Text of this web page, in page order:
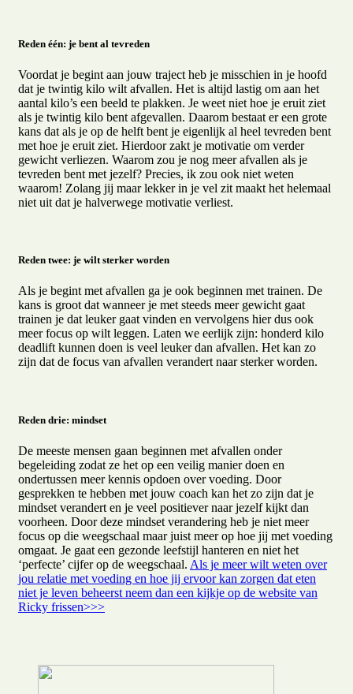
Reden één: je bent al tevreden
Voordat je begint aan jouw traject heb je misschien in je hoofd
dat je twintig kilo wilt afvallen. Het is altijd lastig om aan het
aantal kilo’s een beeld te plakken. Je weet niet hoe je eruit ziet
als je twintig kilo bent afgevallen. Daarom bestaat er een grote
kans dat als je op de helft bent je eigenlijk al heel tevreden bent
met hoe je eruit ziet. Hierdoor zakt je motivatie om verder
gewicht verliezen. Waarom zou je nog meer afvallen als je
tevreden bent met jezelf? Precies, ik zou ook niet weten
waarom! Zolang jij maar lekker in je vel zit maakt het helemaal
niet uit dat je halverwege motivatie verliest.
Reden twee: je wilt sterker worden
Als je begint met afvallen ga je ook beginnen met trainen. De
kans is groot dat wanneer je met steeds meer gewicht gaat
trainen je dat leuker gaat vinden en vervolgens hier dus ook
meer focus op wilt leggen. Laten we eerlijk zijn: honderd kilo
deadlift kunnen doen is veel leuker dan afvallen. Het kan zo
zijn dat de focus van afvallen verandert naar sterker worden.
Reden drie: mindset
De meeste mensen gaan beginnen met afvallen onder
begeleiding zodat ze het op een veilig manier doen en
ondertussen meer kennis opdoen over voeding. Door
gesprekken te hebben met jouw coach kan het zo zijn dat je
mindset verandert en je veel positiever naar jezelf kijkt dan
voorheen. Door deze mindset verandering heb je niet meer
focus op die weegschaal maar juist meer op hoe jij met voeding
omgaat. Je gaat een gezonde leefstijl hanteren en niet het
‘perfecte’ cijfer op de weegschaal. Als je meer wilt weten over
jou relatie met voeding en hoe jij ervoor kan zorgen dat eten
niet je leven beheerst neem dan een kijkje op de website van
Ricky frissen>>>